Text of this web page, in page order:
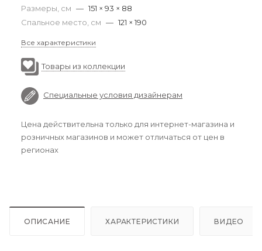
Размеры, см — 151 × 93 × 88
Спальное место, см — 121 × 190
Все характеристики
Товары из коллекции
Специальные условия дизайнерам
Цена действительна только для интернет-магазина и
розничных магазинов и может отличаться от цен в
регионах
ОПИСАНИЕ ХАРАКТЕРИСТИКИ ВИДЕО